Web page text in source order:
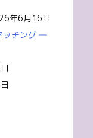
年6月16日
ッチング ―